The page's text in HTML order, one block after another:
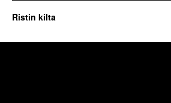
Ristin kilta